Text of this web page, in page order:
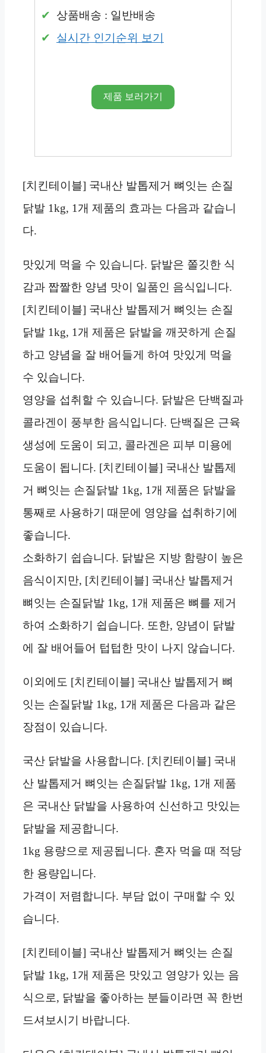
상품배송 : 일반배송
실시간 인기순위 보기
제품 보러가기
[치킨테이블] 국내산 발톱제거 뼈잇는 손질
닭발 1kg, 1개 제품의 효과는 다음과 같습니
다.
맛있게 먹을 수 있습니다. 닭발은 쫄깃한 식
감과 짭짤한 양념 맛이 일품인 음식입니다.
[치킨테이블] 국내산 발톱제거 뼈잇는 손질
닭발 1kg, 1개 제품은 닭발을 깨끗하게 손질
하고 양념을 잘 배어들게 하여 맛있게 먹을
수 있습니다.
영양을 섭취할 수 있습니다. 닭발은 단백질과
콜라겐이 풍부한 음식입니다. 단백질은 근육
생성에 도움이 되고, 콜라겐은 피부 미용에
도움이 됩니다. [치킨테이블] 국내산 발톱제
거 뼈잇는 손질닭발 1kg, 1개 제품은 닭발을
통째로 사용하기 때문에 영양을 섭취하기에
좋습니다.
소화하기 쉽습니다. 닭발은 지방 함량이 높은
음식이지만, [치킨테이블] 국내산 발톱제거
뼈잇는 손질닭발 1kg, 1개 제품은 뼈를 제거
하여 소화하기 쉽습니다. 또한, 양념이 닭발
에 잘 배어들어 텁텁한 맛이 나지 않습니다.
이외에도 [치킨테이블] 국내산 발톱제거 뼈
잇는 손질닭발 1kg, 1개 제품은 다음과 같은
장점이 있습니다.
국산 닭발을 사용합니다. [치킨테이블] 국내
산 발톱제거 뼈잇는 손질닭발 1kg, 1개 제품
은 국내산 닭발을 사용하여 신선하고 맛있는
닭발을 제공합니다.
1kg 용량으로 제공됩니다. 혼자 먹을 때 적당
한 용량입니다.
가격이 저렴합니다. 부담 없이 구매할 수 있
습니다.
[치킨테이블] 국내산 발톱제거 뼈잇는 손질
닭발 1kg, 1개 제품은 맛있고 영양가 있는 음
식으로, 닭발을 좋아하는 분들이라면 꼭 한번
드셔보시기 바랍니다.